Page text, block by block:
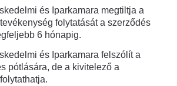
és Iparkamara megtiltja a
folytatását a szerződés
6 hónapig.
és Iparkamara felszólít a
pótlására, de a kivitelező a